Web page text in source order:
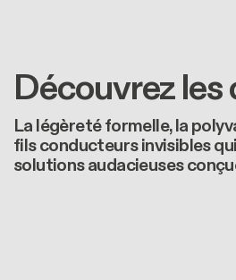
Découvrez
La légèreté formelle, la
fils conducteurs invisibles
solutions audacieuses